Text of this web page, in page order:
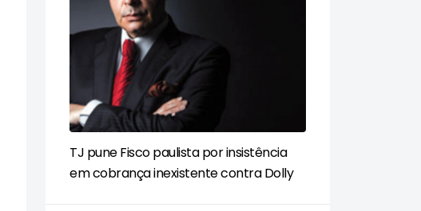
TJ pune Fisco paulista por insistência
em cobrança inexistente contra Dolly